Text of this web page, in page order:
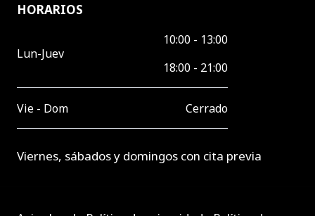
HORARIOS
Lun-Juev
10:00 - 13:00
18:00 - 21:00
Vie - Dom Cerrado
Viernes, sábados y domingos con cita previa